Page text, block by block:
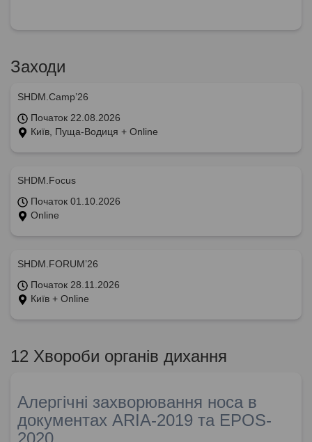
Заходи
SHDM.Camp’26
Початок 22.08.2026
Київ, Пуща-Водиця + Online
SHDM.Focus
Початок 01.10.2026
Online
SHDM.FORUM’26
Початок 28.11.2026
Київ + Online
12 Хвороби органів дихання
Алергічні захворювання носа в
документах ARIA-2019 та EPOS-
2020